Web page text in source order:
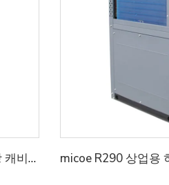
"바람 드라이버" 지능형 공냉식 에너지 저장 캐비넷 MCI-86A-20K MCI-86A-20K 에너지 저장 캐비넷 경량화된 산업용 및 상업용 에너지 저장, 고속 전환, 모든 환경에 적응